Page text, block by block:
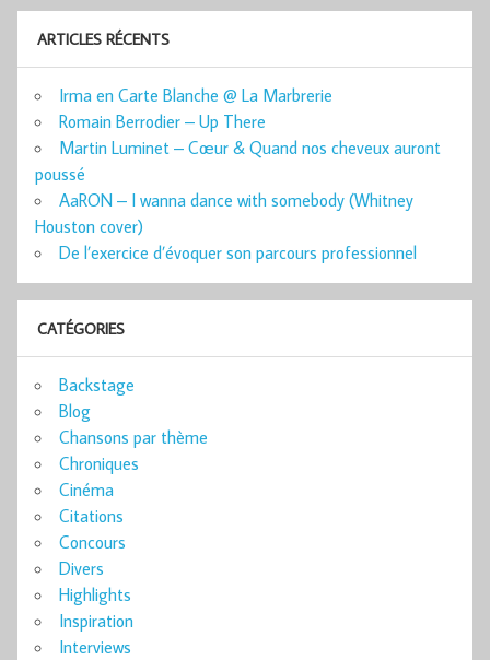
ARTICLES RÉCENTS
Irma en Carte Blanche @ La Marbrerie
Romain Berrodier – Up There
Martin Luminet – Cœur & Quand nos cheveux auront
poussé
AaRON – I wanna dance with somebody (Whitney
Houston cover)
De l’exercice d’évoquer son parcours professionnel
CATÉGORIES
Backstage
Blog
Chansons par thème
Chroniques
Cinéma
Citations
Concours
Divers
Highlights
Inspiration
Interviews